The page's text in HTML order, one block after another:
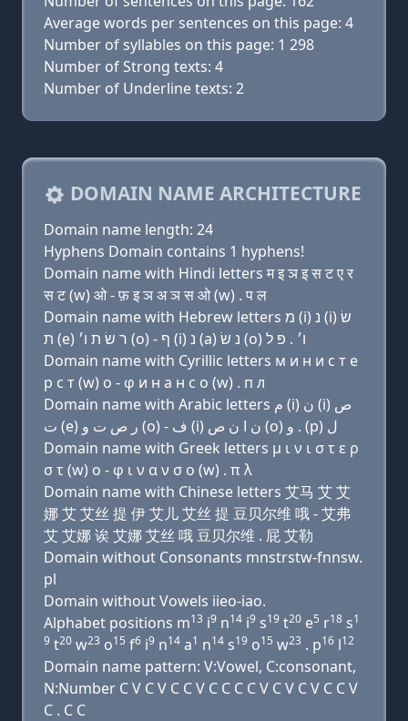
Average words per sentences on this page: 4
Number of syllables on this page: 1 298
Number of Strong texts: 4
Number of Underline texts: 2
DOMAIN NAME ARCHITECTURE
Domain name length: 24
Hyphens Domain contains 1 hyphens!
Domain name with Hindi letters म इ ञ इ स ट ए र
स ट (w) ओ - फ़ इ ञ अ ञ स ओ (w) . प ल
Domain name with Hebrew letters מ (i) נ (i) שׂ
ת (e) ר שׂ ת ו׳ (ο) - ף (i) נ (a) נ שׂ (ο) ו׳ . פּ ל
Domain name with Cyrillic letters м и н и с т e
р с т (w) о - φ и н a н с о (w) . п л
Domain name with Arabic letters ﻡ (i) ﻥ (i) ﺹ
ﺕ (e) ﺭ ﺹ ﺕ ﻭ (o) - ﻑ (i) ﻥ ﺍ ﻥ ﺹ (o) ﻭ . (p) ﻝ
Domain name with Greek letters μ ι ν ι σ τ ε ρ
σ τ (w) ο - φ ι ν α ν σ ο (w) . π λ
Domain name with Chinese letters 艾马 艾 艾
娜 艾 艾丝 提 伊 艾儿 艾丝 提 豆贝尔维 哦 - 艾弗
艾 艾娜 诶 艾娜 艾丝 哦 豆贝尔维 . 屁 艾勒
Domain without Consonants mnstrstw-fnnsw.
pl
Domain without Vowels iieo-iao.
Alphabet positions m13 i9 n14 i9 s19 t20 e5 r18 s1
9 t20 w23 o15 f6 i9 n14 a1 n14 s19 o15 w23 . p16 l12
Domain name pattern: V:Vowel, C:consonant,
N:Number C V C V C C V C C C C V C V C V C C V
C . C C